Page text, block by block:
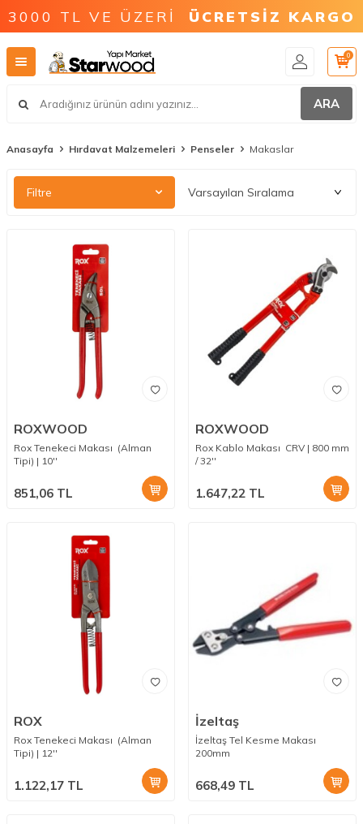
3000 TL VE ÜZERİ ÜCRETSİZ KARGO
ARA
0
Anasayfa Hırdavat Malzemeleri Penseler Makaslar
Filtre
ROXWOOD
Rox Tenekeci Makası (Alman
Tipi) | 10''
851,06 TL
ROXWOOD
Rox Kablo Makası CRV | 800 mm
/ 32''
1.647,22 TL
ROX
Rox Tenekeci Makası (Alman
Tipi) | 12''
1.122,17 TL
İzeltaş
İzeltaş Tel Kesme Makası
200mm
668,49 TL